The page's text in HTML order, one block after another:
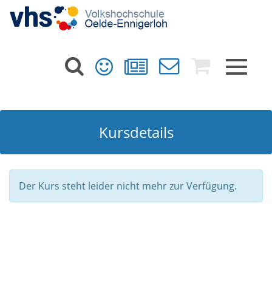
Toggle
Kursdetails
Der Kurs steht leider nicht mehr zur Verfügung.